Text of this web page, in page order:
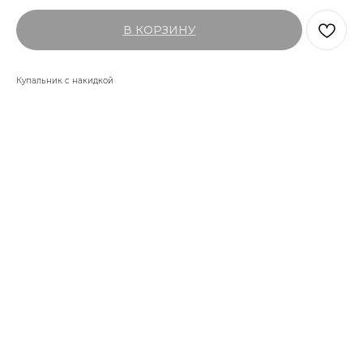
В КОРЗИНУ
Купальник с накидкой